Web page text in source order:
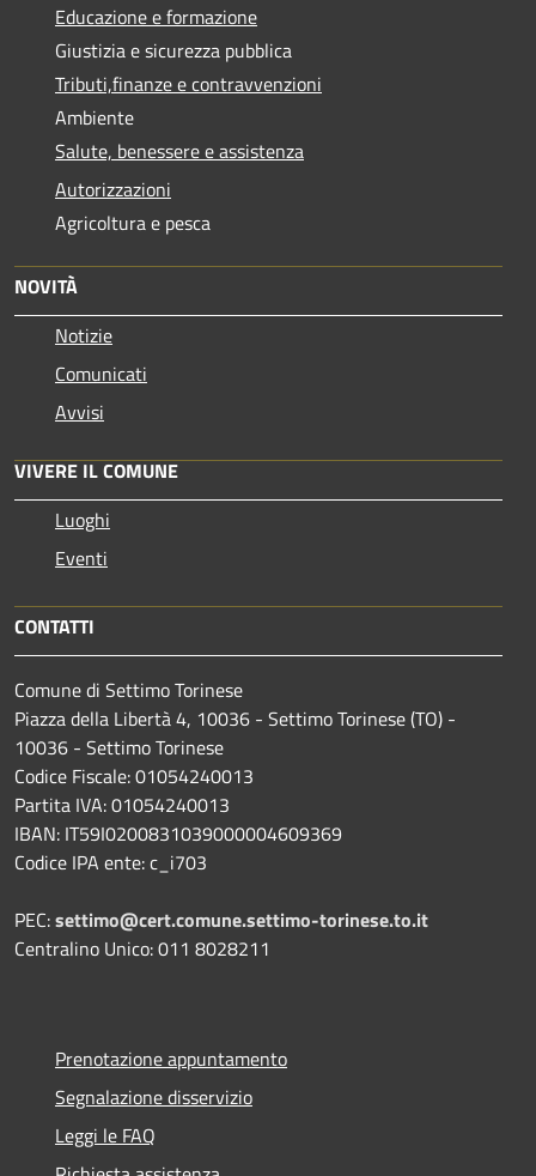
Educazione e formazione
Giustizia e sicurezza pubblica
Tributi,finanze e contravvenzioni
Ambiente
Salute, benessere e assistenza
Autorizzazioni
Agricoltura e pesca
NOVITÀ
Notizie
Comunicati
Avvisi
VIVERE IL COMUNE
Luoghi
Eventi
CONTATTI
Comune di Settimo Torinese
Piazza della Libertà 4, 10036 - Settimo Torinese (TO) -
10036 - Settimo Torinese
Codice Fiscale: 01054240013
Partita IVA: 01054240013
IBAN: IT59I0200831039000004609369
Codice IPA ente: c_i703
PEC:settimo@cert.comune.settimo-torinese.to.it
Centralino Unico: 011 8028211
Prenotazione appuntamento
Segnalazione disservizio
Leggi le FAQ